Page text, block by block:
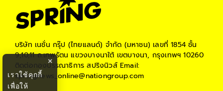
บริษัท เนชั่น กรุ๊ป (ไทยแลนด์) จำกัด (มหาชน) เลขที่ 1854 ชั้น
9,10,11 ถ.เทพรัตน แขวงบางนาใต้ เขตบางนา, กรุงเทพฯ 10260
ติดต่อกองบรรณาธิการ สปริงนิวส์Email:
springnews_online@nationgroup.com
×
เราใช้คุกกี้
เพื่อให้